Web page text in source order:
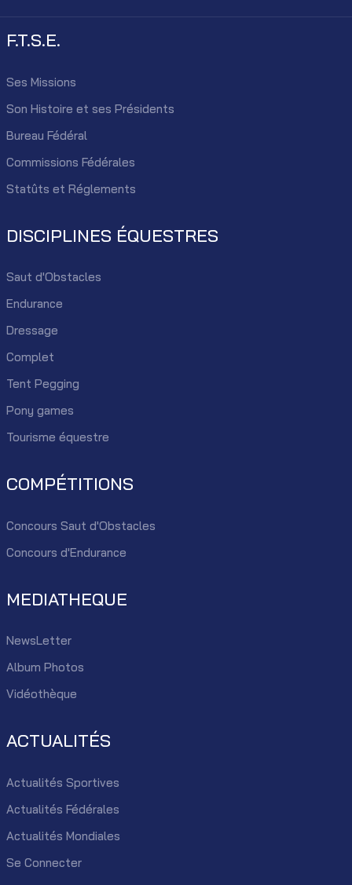
F.T.S.E.
Ses Missions
Son Histoire et ses Présidents
Bureau Fédéral
Commissions Fédérales
Statûts et Réglements
DISCIPLINES ÉQUESTRES
Saut d'Obstacles
Endurance
Dressage
Complet
Tent Pegging
Pony games
Tourisme équestre
COMPÉTITIONS
Concours Saut d'Obstacles
Concours d'Endurance
MEDIATHEQUE
NewsLetter
Album Photos
Vidéothèque
ACTUALITÉS
Actualités Sportives
Actualités Fédérales
Actualités Mondiales
Se Connecter